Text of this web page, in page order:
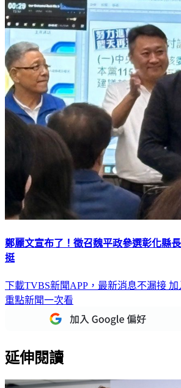
鄭麗文宣布了！徵召魏平政參選彰化縣
挺
下載TVBS新聞APP，最新消息不漏接 加
重點新聞一次看
延伸閱讀